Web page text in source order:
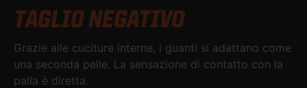
TAGLIO NEGATIVO
Grazie alle cuciture interne, i guanti si adattano come
una seconda pelle. La sensazione di contatto con la
palla è diretta.